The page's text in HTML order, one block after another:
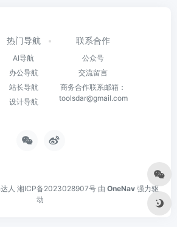
热门导航
AI导航
办公导航
站长导航
设计导航
联系合作
公众号
交流留言
商务合作联系邮箱：
toolsdar@gmail.com
人 湘ICP备2023028907号 由 OneNav 强力驱
动